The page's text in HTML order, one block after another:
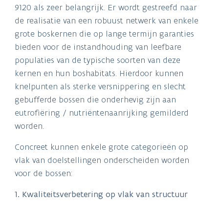
9120 als zeer belangrijk. Er wordt gestreefd naar
de realisatie van een robuust netwerk van enkele
grote boskernen die op lange termijn garanties
bieden voor de instandhouding van leefbare
populaties van de typische soorten van deze
kernen en hun boshabitats. Hierdoor kunnen
knelpunten als sterke versnippering en slecht
gebufferde bossen die onderhevig zijn aan
eutrofiëring / nutriëntenaanrijking gemilderd
worden.
Concreet kunnen enkele grote categorieën op
vlak van doelstellingen onderscheiden worden
voor de bossen:
1. Kwaliteitsverbetering op vlak van structuur